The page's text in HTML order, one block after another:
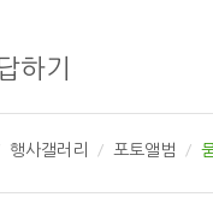
하기
행사갤러리 포토앨범